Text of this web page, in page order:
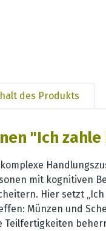
des Produkts
"Ich zahle
mit kognitiven
Hier setzt
Münzen und
Teilfertigkeiten